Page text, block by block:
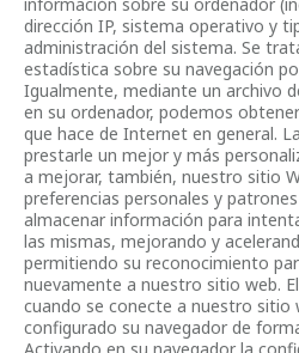
dirección IP, sistema operativo y
administración del sistema. Se
estadística sobre su navegación
Igualmente, mediante un archivo
en su ordenador, podemos
que hace de Internet en general.
prestarle un mejor y más
a mejorar, también, nuestro sitio
preferencias personales y
almacenar información para
las mismas, mejorando y
permitiendo su reconocimiento
nuevamente a nuestro sitio web.
cuando se conecte a nuestro sitio
configurado su navegador de